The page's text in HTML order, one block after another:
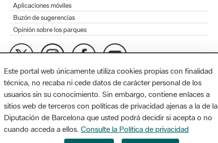
Aplicaciones móviles
Buzón de sugerencias
Opinión sobre los parques
MAPA WEB
Diputación de Barcelona. Edifici Llacuna, 1a planta. Badajoz, 49.
08005 Barcelona. Tel. 934 022 428 / xarxaparcs@diba.cat
Este portal web únicamente utiliza cookies propias con finalidad
técnica, no recaba ni cede datos de carácter personal de los
usuarios sin su conocimiento. Sin embargo, contiene enlaces a
sitios web de terceros con políticas de privacidad ajenas a la de la
Diputación de Barcelona que usted podrá decidir si acepta o no
cuando acceda a ellos. Consulte la Política de privacidad